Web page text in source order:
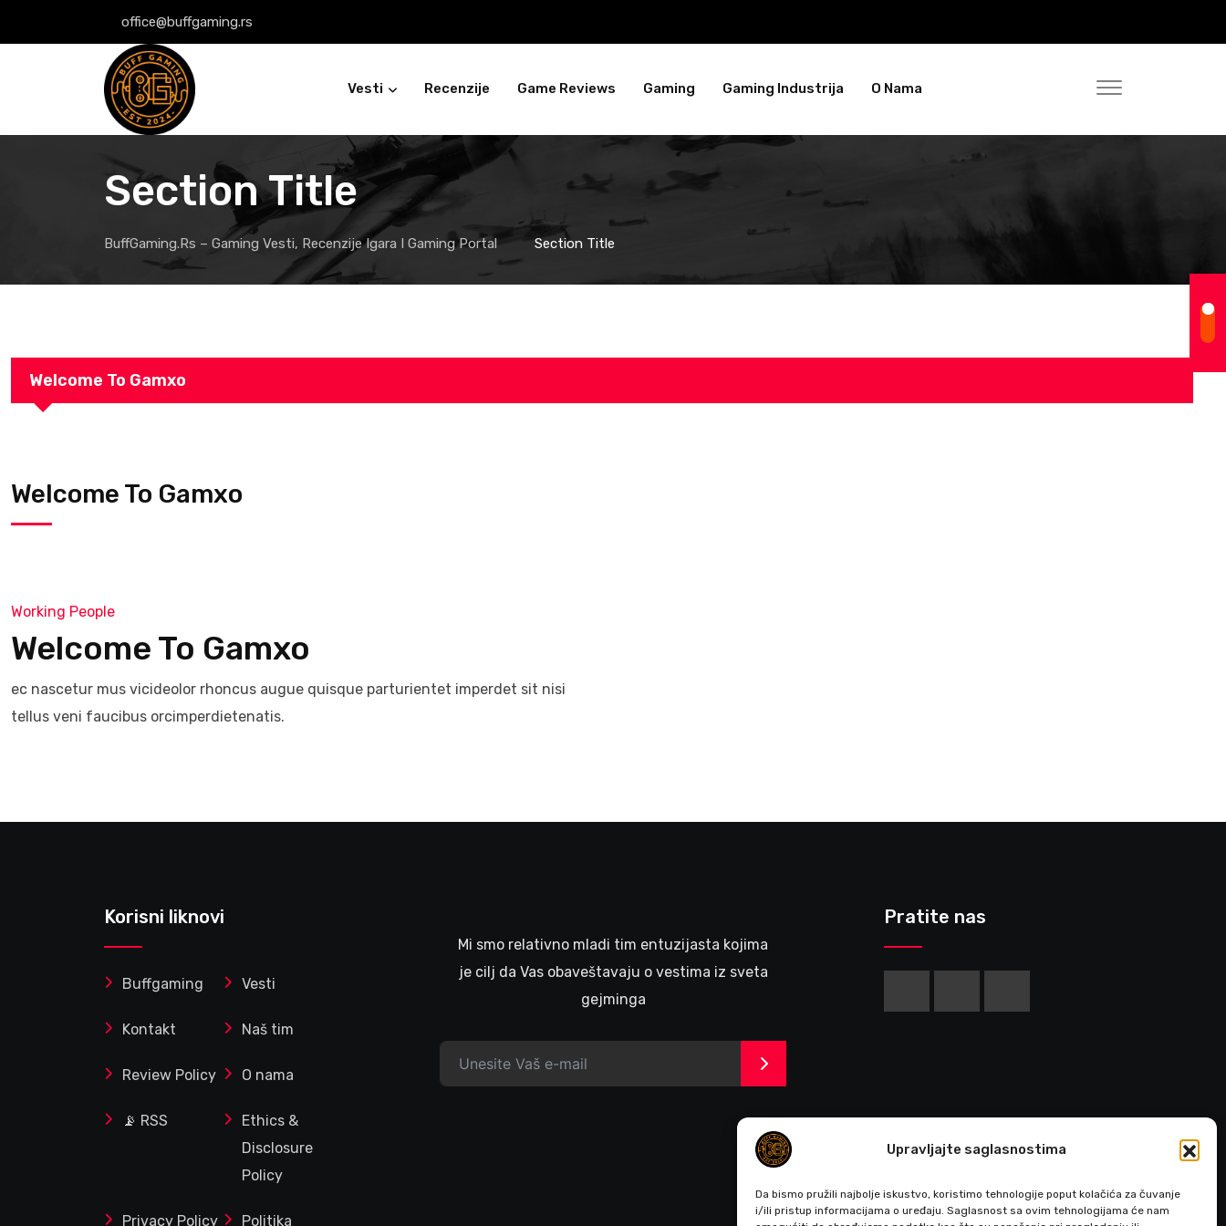
Upravljajte saglasnostima
Da bismo pružili najbolje iskustvo, koristimo tehnologije poput kolačića za čuvanje
i/ili pristup informacijama o uređaju. Saglasnost sa ovim tehnologijama će nam
office@buffgaming.rs
Vesti Recenzije Game Reviews Gaming Gaming Industrija O Nama
Section Title
BuffGaming.rs – Gaming Vesti, Recenzije Igara I Gaming Portal Section Title
Welcome To Gamxo
Welcome To Gamxo
Working People
Welcome To Gamxo
ec nascetur mus vicideolor rhoncus augue quisque parturientet imperdet sit nisi
tellus veni faucibus orcimperdietenatis.
Korisni liknovi
Buffgaming Vesti
Kontakt Naš tim
Review Policy O nama
📡 RSS
Ethics &
Disclosure
Policy
Privacy Policy Politika
Mi smo relativno mladi tim entuzijasta kojima
je cilj da Vas obaveštavaju o vestima iz sveta
gejminga
>
Pratite nas